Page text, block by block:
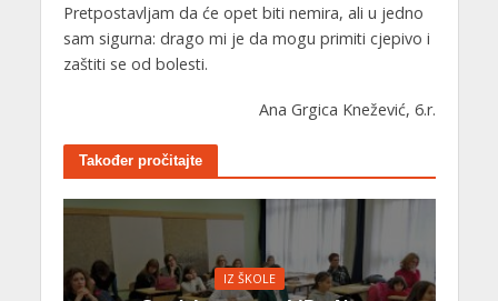
Pretpostavljam da će opet biti nemira, ali u jedno
sam sigurna: drago mi je da mogu primiti cjepivo i
zaštiti se od bolesti.
Ana Grgica Knežević, 6.r.
Također pročitajte
IZ ŠKOLE